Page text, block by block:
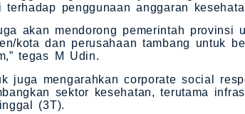
terhadap penggunaan anggaran
akan mendorong pemerintah provinsi
kota dan perusahaan tambang untuk
tegas M Udin.
juga mengarahkan corporate social
sektor kesehatan, terutama
(3T).